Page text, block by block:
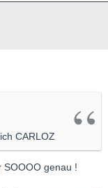
CARLOZ
SOOOO genau !